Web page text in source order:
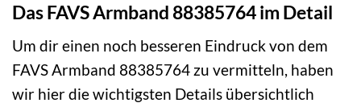
Das FAVS Armband 88385764 im Detail
Um dir einen noch besseren Eindruck von dem
FAVS Armband 88385764 zu vermitteln, haben
wir hier die wichtigsten Details übersichtlich